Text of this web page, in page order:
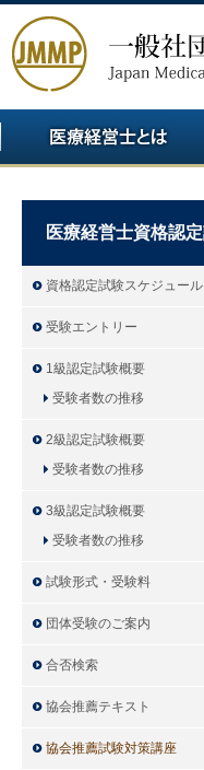
医療経営士資格認
資格認定試験スケジュール
受験エントリー
1級認定試験概要
受験者数の推移
2級認定試験概要
受験者数の推移
3級認定試験概要
受験者数の推移
試験形式・受験料
団体受験のご案内
合否検索
協会推薦テキスト
協会推薦試験対策講座